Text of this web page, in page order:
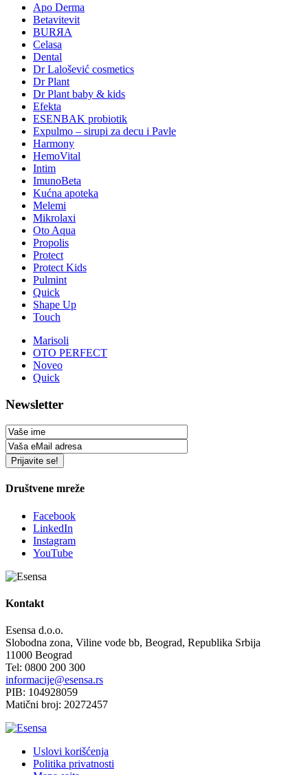
Apo Derma
Betavitevit
BURЯA
Celasa
Dental
Dr Lalošević cosmetics
Dr Plant
Dr Plant baby & kids
Efekta
ESENBAK probiotik
Expulmo – sirupi za decu i Pavle
Harmony
HemoVital
Intim
ImunoBeta
Kućna apoteka
Melemi
Mikrolaxi
Oto Aqua
Propolis
Protect
Protect Kids
Pulmint
Quick
Shape Up
Touch
Marisoli
OTO PERFECT
Noveo
Quick
Newsletter
Društvene mreže
Facebook
LinkedIn
Instagram
YouTube
Kontakt
Esensa d.o.o.
Slobodna zona, Viline vode bb, Beograd, Republika Srbija
11000 Beograd
Tel: 0800 200 300
informacije@esensa.rs
PIB: 104928059
Matični broj: 20272457
Uslovi korišćenja
Politika privatnosti